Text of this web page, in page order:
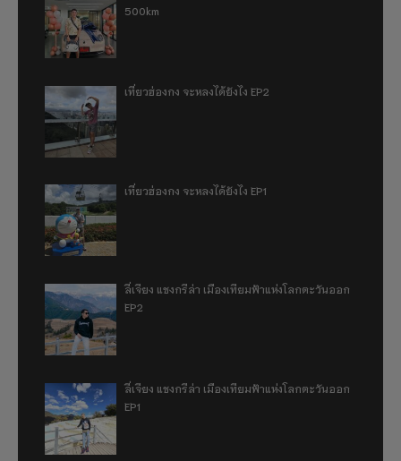
500km
เที่ยวฮ่องกง จะหลงได้ยังไง EP2
เที่ยวฮ่องกง จะหลงได้ยังไง EP1
ลี่เจียง แชงกรีล่า เมืองเทียมฟ้าแห่งโลกตะวันออก
EP2
ลี่เจียง แชงกรีล่า เมืองเทียมฟ้าแห่งโลกตะวันออก
EP1